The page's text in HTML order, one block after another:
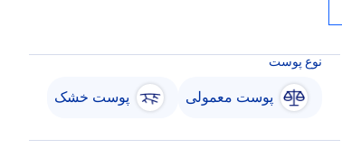
نوع پوست
پوست معمولی پوست خشک